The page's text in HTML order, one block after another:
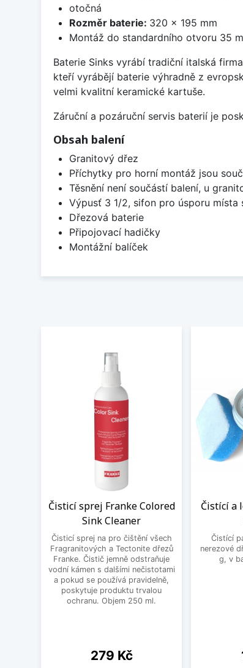
otočná
Rozměr baterie: 320 x 195 mm
Montáž do standardního otvoru 35
Baterie Sinks vyrábí tradiční italská
kteří vyrábějí baterie výhradně z
velmi kvalitní keramické kartuše.
Záruční a pozáruční servis baterií je
Obsah balení
Granitový dřez
Příchytky pro horní montáž jsou
Těsnění není součástí balení, u
Výpusť 3 1/2, sifon pro úsporu místa
Dřezová baterie
Připojovací hadičky
Montážní balíček
Čisticí sprej Franke Colored
Sink Cleaner
Čisticí sprej na pro čištění všech
Fragranitových a Tectonite dřezů
Franke. Čistič jemně odstraňuje
vodní kámen s dalšími nečistotami
a pokud se používá pravidelně,
poskytuje produktu trvalou
ochranu. Objem 250 ml.
Cena
279 Kč
Čistící a
Čistící
nerezové
g, v